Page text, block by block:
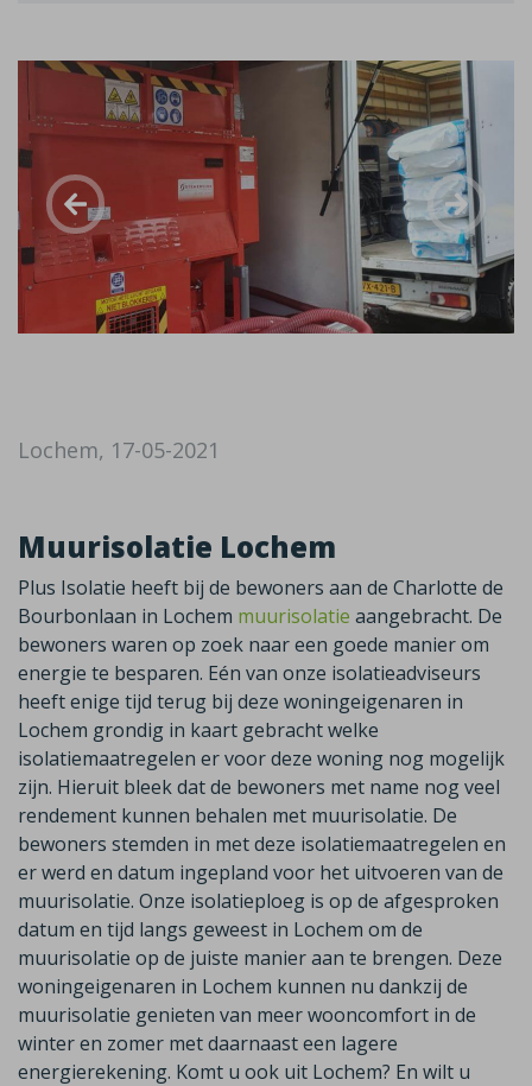
Lochem, 17-05-2021
Muurisolatie Lochem
Plus Isolatie heeft bij de bewoners aan de Charlotte de
Bourbonlaan in Lochem muurisolatie aangebracht. De
bewoners waren op zoek naar een goede manier om
energie te besparen. Eén van onze isolatieadviseurs
heeft enige tijd terug bij deze woningeigenaren in
Lochem grondig in kaart gebracht welke
isolatiemaatregelen er voor deze woning nog mogelijk
zijn. Hieruit bleek dat de bewoners met name nog veel
rendement kunnen behalen met muurisolatie. De
bewoners stemden in met deze isolatiemaatregelen en
er werd en datum ingepland voor het uitvoeren van de
muurisolatie. Onze isolatieploeg is op de afgesproken
datum en tijd langs geweest in Lochem om de
muurisolatie op de juiste manier aan te brengen. Deze
woningeigenaren in Lochem kunnen nu dankzij de
muurisolatie genieten van meer wooncomfort in de
winter en zomer met daarnaast een lagere
energierekening. Komt u ook uit Lochem? En wilt u